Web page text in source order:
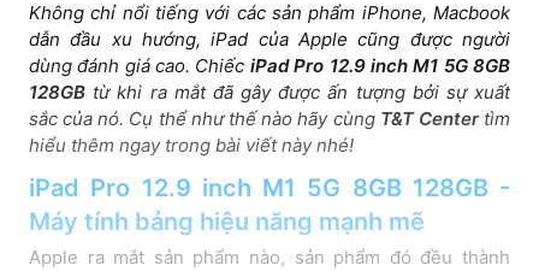
Không chỉ nổi tiếng với các sản phẩm iPhone, Macbook
dẫn đầu xu hướng, iPad của Apple cũng được người
dùng đánh giá cao. Chiếc iPad Pro 12.9 inch M1 5G 8GB
128GB từ khi ra mắt đã gây được ấn tượng bởi sự xuất
sắc của nó. Cụ thể như thế nào hãy cùng T&T Centertìm
hiểu thêm ngay trong bài viết này nhé!
iPad Pro 12.9 inch M1 5G 8GB 128GB -
Máy tính bảng hiệu năng mạnh mẽ
Apple ra mắt sản phẩm nào, sản phẩm đó đều thành